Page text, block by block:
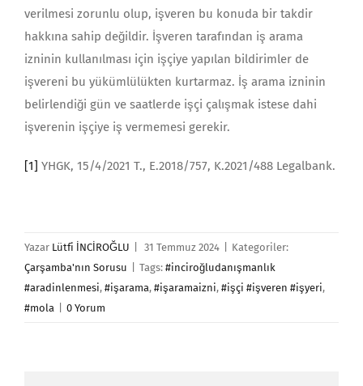
verilmesi zorunlu olup, işveren bu konuda bir takdir
hakkına sahip değildir. İşveren tarafından iş arama
izninin kullanılması için işçiye yapılan bildirimler de
işvereni bu yükümlülükten kurtarmaz. İş arama izninin
belirlendiği gün ve saatlerde işçi çalışmak istese dahi
işverenin işçiye iş vermemesi gerekir.
[1] YHGK, 15/4/2021 T., E.2018/757, K.2021/488 Legalbank.
Yazar Lütfi İNCİROĞLU 31 Temmuz 2024
Kategoriler:
Çarşamba'nın Sorusu
Tags: #inciroğludanışmanlık
#aradinlenmesi, #işarama, #işaramaizni, #işçi #işveren #işyeri,
#mola
0 Yorum